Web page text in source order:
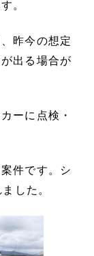
。
昨今の想定
出る場合が
ーに点検・
件です。シ
した。